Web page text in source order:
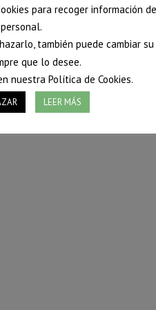
para recoger información de
también puede cambiar su
que lo desee.
nuestra Política de Cookies.
LEER MÁS